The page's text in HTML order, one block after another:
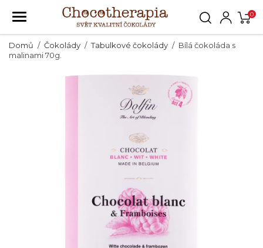
0
Domů Čokolády Tabulkové čokolády
Bílá čokoláda s
malinami 70g.